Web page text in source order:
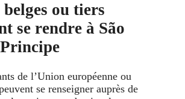
ou tiers
se rendre à São
de l’Union européenne ou
se renseigner auprès de